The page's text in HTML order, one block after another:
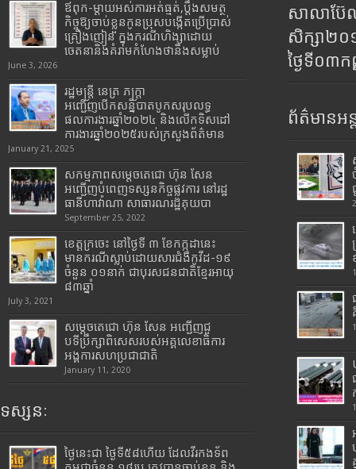
ឪពុក-ម្ដាយអស់ការអត់ធ្មត់,ប្ដឹងសមត្ថ
កិច្ចឱ្យចាប់ខ្លួនកូនប្រុសបង្កើតប្រើប្រាស់
គ្រឿងញៀន ក្នុងករណីហិង្សាដោយ
ចេតនានិងគំរាមកំហែងថានឹងសម្លាប់
June 3, 2026
រដ្ឋមន្រ្តី​ នេត្រ​ ភក្ត្រា​
អញ្ជើញបើកសន្និបាតបូកសរុបលទ្ធ
ផលការងារឆ្នាំ២០២៤ និងលើកទិសដៅ
ការងារឆ្នាំ២០២៥របស់​ក្រសួង​ព័ត៌មាន​
January 21, 2025
សកម្មភាពសម្តេចតេជោ ហ៊ុន សែន
អញ្ជើញបំពេញទស្សនកិច្ចផ្លូវការ នៅរដ្ឋ
ធានីហាវ៉ាណា សាធារណរដ្ឋគុយបា
September 25, 2022
ខេត្តក្រចេះ នៅថ្ងៃទី ៣ ខែកក្កដានេះ
មានករណីស្លាប់ដោយសារជំងឺកូវីដ-១៩
ចំនួន ០១នាក់ ជាបុរសជនជាតិខ្មែរអាយុ
៨៣ឆ្នាំ
July 3, 2021
សម្តេចតេជោ ហ៊ុន សែន អញ្ជើញជួ
បទីប្រឹក្សាពិសេសរបស់អគ្គលេខាធិការ
អង្គការសហប្រជាជាតិ
January 11, 2020
ទស្សនៈ
ថ្ងៃនេះជា ថ្ងៃទី៥៨ហើយ ដែលវីរកងទ័ព
សាលាប៊ែ
សិក្សា២
ថ្ងៃទី០៣
ព័ត៌មានអន្